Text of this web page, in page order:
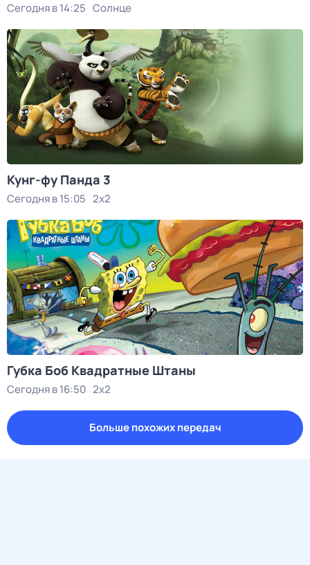
Сегодня в 14:25 Солнце
Кунг-фу Панда 3
Сегодня в 15:05 2x2
Губка Боб Квадратные Штаны
Сегодня в 16:50 2x2
Больше похожих передач